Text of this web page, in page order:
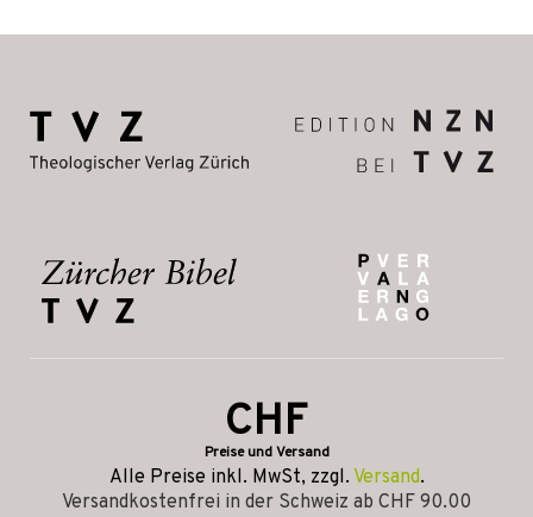
CHF
Preise und Versand
Alle Preise inkl. MwSt, zzgl. Versand.
Versandkostenfrei in der Schweiz ab CHF 90.00